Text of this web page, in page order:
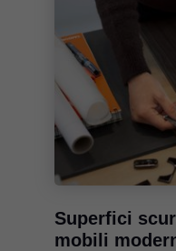
Superfici
mobili